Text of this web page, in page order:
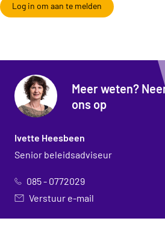
Log in om aan te melden
Meer weten?
ons op
Ivette Heesbeen
Senior beleidsadviseur
085 - 0772029
Verstuur e-mail